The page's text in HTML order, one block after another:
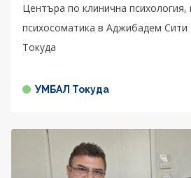
Центъра по клинична психология,
психосоматика в Аджибадем
Токуда
УМБАЛ Токуда